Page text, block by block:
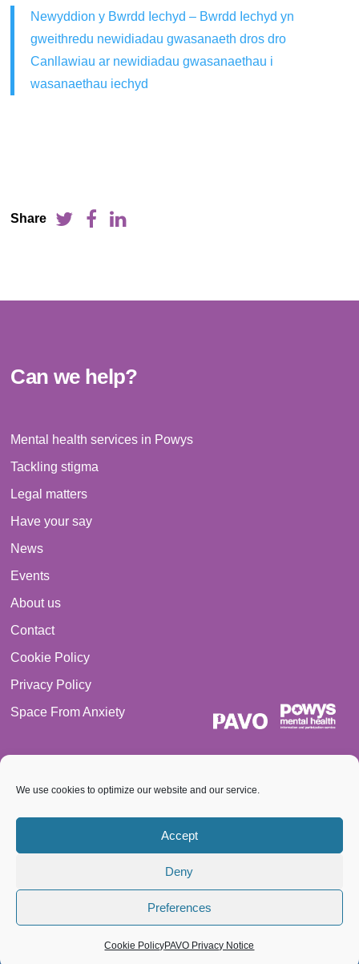
We use cookies to optimize our website and our service.
Accept
Deny
Preferences
Cookie PolicyPAVO Privacy Notice
Newyddion y Bwrdd Iechyd – Bwrdd Iechyd yn
gweithredu newidiadau gwasanaeth dros dro
Canllawiau ar newidiadau gwasanaethau i
wasanaethau iechyd
Share
Can we help?
Mental health services in Powys
Tackling stigma
Legal matters
Have your say
News
Events
About us
Contact
Cookie Policy
Privacy Policy
Space From Anxiety
© 2026 PAVO all rights reserved. Registered Charity No.:
1069557.
A Company limited by guarantee 3522144. Registered in Wales